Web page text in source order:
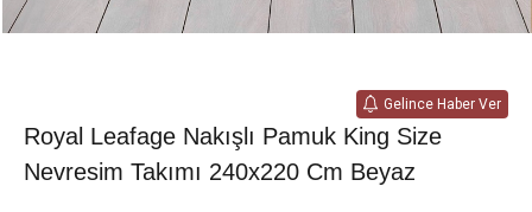
Gelince Haber Ver
Royal Leafage Nakışlı Pamuk King Size
Nevresim Takımı 240x220 Cm Beyaz